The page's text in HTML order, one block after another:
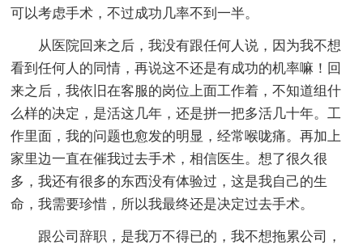
可以考虑手术，不过成功几率不到一半。
从医院回来之后，我没有跟任何人说，因为我不想
看到任何人的同情，再说这不还是有成功的机率嘛！回
来之后，我依旧在客服的岗位上面工作着，不知道组什
么样的决定，是活这几年，还是拼一把多活几十年。工
作里面，我的问题也愈发的明显，经常喉咙痛。再加上
家里边一直在催我过去手术，相信医生。想了很久很
多，我还有很多的东西没有体验过，这是我自己的生
命，我需要珍惜，所以我最终还是决定过去手术。
跟公司辞职，是我万不得已的，我不想拖累公司，